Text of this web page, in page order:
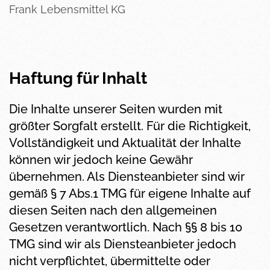
Frank Lebensmittel KG
Haftung für Inhalt
Die Inhalte unserer Seiten wurden mit
größter Sorgfalt erstellt. Für die Richtigkeit,
Vollständigkeit und Aktualität der Inhalte
können wir jedoch keine Gewähr
übernehmen. Als Diensteanbieter sind wir
gemäß § 7 Abs.1 TMG für eigene Inhalte auf
diesen Seiten nach den allgemeinen
Gesetzen verantwortlich. Nach §§ 8 bis 10
TMG sind wir als Diensteanbieter jedoch
nicht verpflichtet, übermittelte oder